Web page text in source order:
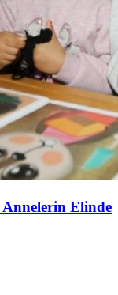
Elinde